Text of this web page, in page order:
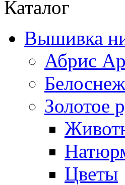
Каталог
Вышивка
Абрис
Золотое
Цветы